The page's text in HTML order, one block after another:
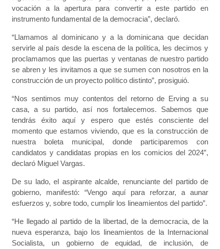
vocación a la apertura para convertir a este partido en
instrumento fundamental de la democracia”, declaró.
“Llamamos al dominicano y a la dominicana que decidan
servirle al país desde la escena de la política, les decimos y
proclamamos que las puertas y ventanas de nuestro partido
se abren y les invitamos a que se sumen con nosotros en la
construcción de un proyecto político distinto”, prosiguió.
“Nos sentimos muy contentos del retorno de Erving a su
casa, a su partido, así nos fortalecemos. Sabemos que
tendrás éxito aquí y espero que estés consciente del
momento que estamos viviendo, que es la construcción de
nuestra boleta municipal, donde participaremos con
candidatos y candidatas propias en los comicios del 2024”,
declaró Miguel Vargas.
De su lado, el aspirante alcalde, renunciante del partido de
gobierno, manifestó: “Vengo aquí para reforzar, a aunar
esfuerzos y, sobre todo, cumplir los lineamientos del partido”.
“He llegado al partido de la libertad, de la democracia, de la
nueva esperanza, bajo los lineamientos de la Internacional
Socialista, un gobierno de equidad, de inclusión, de